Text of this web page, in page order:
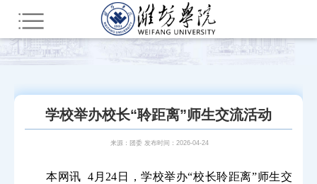
您所在的位置：首页 新闻中心 潍院动态
学校举办校长“聆距离”师生交流活动
来源：团委 发布时间：2026-04-24
本网讯4月24日，学校举办“校长聆距离”师生交